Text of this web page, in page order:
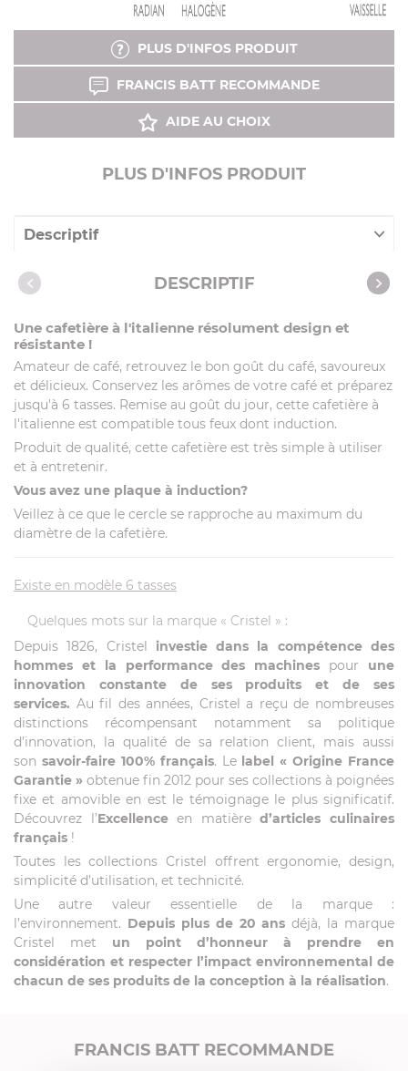
PLUS D'INFOS PRODUIT
FRANCIS BATT RECOMMANDE
AIDE AU CHOIX
PLUS D'INFOS PRODUIT
Descriptif
Caractéristiques DESCRIPTIF
Une cafetière à l'italienne résolument design et
résistante !
Amateur de café, retrouvez le bon goût du café, savoureux
et délicieux. Conservez les arômes de votre café et préparez
jusqu'à 6 tasses. Remise au goût du jour, cette cafetière à
l'italienne est compatible tous feux dont induction.
Produit de qualité, cette cafetière est très simple à utiliser
et à entretenir.
Vous avez une plaque à induction?
Veillez à ce que le cercle se rapproche au maximum du
diamètre de la cafetière.
Existe en modèle 6 tasses
Quelques mots sur la marque « Cristel » :
Depuis 1826, Cristel investie dans la compétence des
hommes et la performance des machines pour une
innovation constante de ses produits et de ses
services. Au fil des années, Cristel a reçu de nombreuses
distinctions récompensant notamment sa politique
d’innovation, la qualité de sa relation client, mais aussi
son savoir-faire 100% français. Le label
« Origine France
Garantie » obtenue fin 2012 pour ses collections à poignées
fixe et amovible en est le témoignage le plus significatif.
Découvrez l’Excellenceen matièred’articles culinaires
français !
Toutes les collections Cristel offrent ergonomie, design,
simplicité d’utilisation, et technicité.
Une autre valeur essentielle de la marque :
l’environnement. Depuis plus de 20 ansdéjà, la marque
Cristel met un point d’honneur à prendre en
considération et respecter l’impact environnemental de
chacun de ses produits de la conception à la réalisation.
FRANCIS BATT RECOMMANDE